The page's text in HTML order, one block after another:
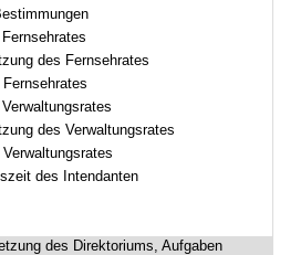
des Fernsehrates
des Verwaltungsrates
des Intendanten
des Direktoriums, Aufgaben